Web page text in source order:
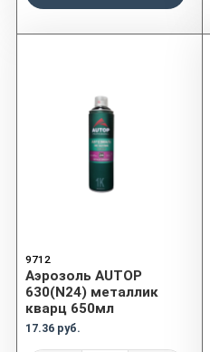
9712
Аэрозоль AUTOP
630(N24) металлик
кварц 650мл
17.36 руб.